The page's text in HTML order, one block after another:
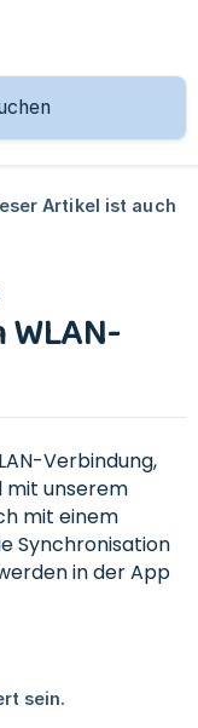
Artikel ist auch
WLAN-
Verbindung,
mit unserem
mit einem
Synchronisation
in der App